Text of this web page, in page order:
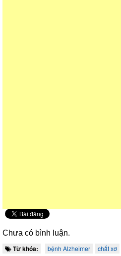
Chưa có bình luận.
Từ khóa: bệnh Alzheimer chất xơ